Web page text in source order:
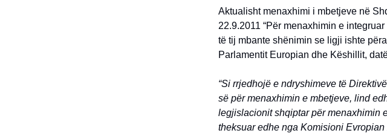
Aktualisht menaxhimi i mbetjeve në
22.9.2011 “Për menaxhimin e
të tij mbante shënimin se ligji ishte
Parlamentit Europian dhe Këshillit,
“Si rrjedhojë e ndryshimeve të
së për menaxhimin e mbetjeve, lind
legjislacionit shqiptar për menaxhimin
theksuar edhe nga Komisioni